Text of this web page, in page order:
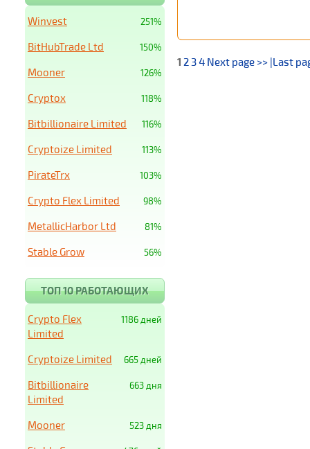
1 2 3 4 Next page >> |Last
251%
Winvest
150%
BitHubTrade Ltd
126%
Mooner
118%
Cryptox
116%
Bitbillionaire Limited
113%
Cryptoize Limited
103%
PirateTrx
98%
Crypto Flex Limited
81%
MetallicHarbor Ltd
56%
Stable Grow
ТОП 10 РАБОТАЮЩИХ
1186 дней
Crypto Flex
Limited
665 дней
Cryptoize Limited
663 дня
Bitbillionaire
Limited
523 дня
Mooner